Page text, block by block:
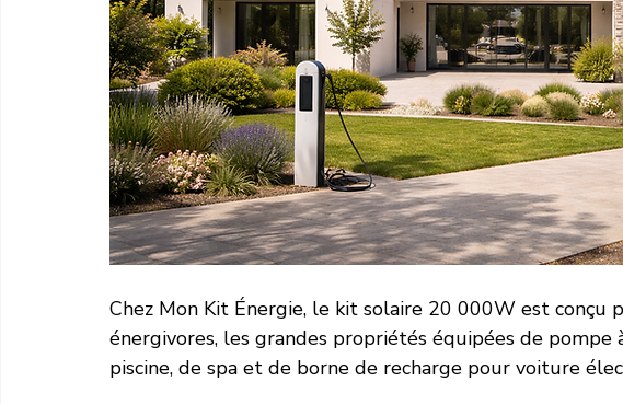
Chez Mon Kit Énergie, le kit solaire 20 000W est conçu
énergivores, les grandes propriétés équipées de pompe
piscine, de spa et de borne de recharge pour voiture